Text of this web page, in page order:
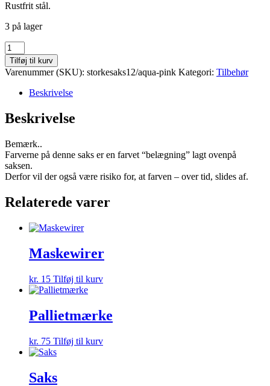
Rustfrit stål.
3 på lager
Storkesaks
antal
Tilføj til kurv
Varenummer (SKU): storkesaks12/aqua-pink Kategori: Tilbehør
Beskrivelse
Beskrivelse
Bemærk..
Farverne på denne saks er en farvet “belægning” lagt ovenpå
saksen.
Derfor vil der også være risiko for, at farven – over tid, slides af.
Relaterede varer
Maskewirer
kr. 15 Tilføj til kurv
Pallietmærke
kr. 75 Tilføj til kurv
Saks